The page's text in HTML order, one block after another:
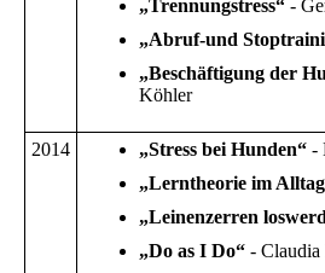
„Trennungstress“ -
„Abruf-und
„Beschäftigung der
Köhler
2014 „Stress bei Hunden“ -
„Lerntheorie im
„Leinenzerren
„Do as I Do“ - Claudia